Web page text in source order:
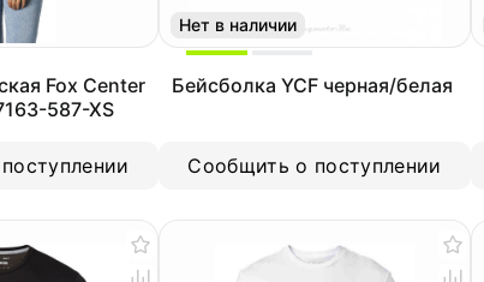
Fox Center
587-XS
Нет в наличии
Бейсболка YCF черная/белая
Сообщить о поступлении